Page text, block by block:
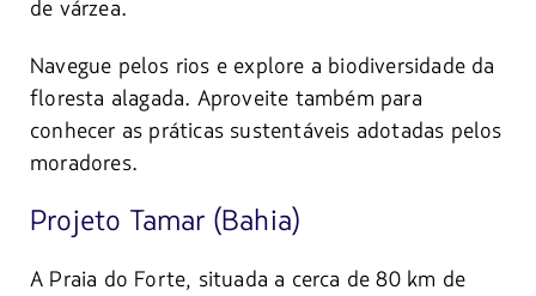
de várzea.
Navegue pelos rios e explore a biodiversidade da
floresta alagada. Aproveite também para
conhecer as práticas sustentáveis adotadas pelos
moradores.
Projeto Tamar (Bahia)
A Praia do Forte, situada a cerca de 80 km de